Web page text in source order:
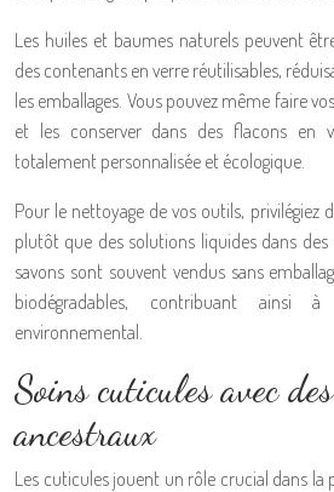
Les huiles et baumes naturels peuvent
des contenants en verre réutilisables,
les emballages. Vous pouvez même faire
et les conserver dans des flacons en
totalement personnalisée et écologique.
Pour le nettoyage de vos outils, privilégiez
plutôt que des solutions liquides dans des
savons sont souvent vendus sans
biodégradables, contribuant ainsi
environnemental.
Soins cuticules avec
ancestraux
Les cuticules jouent un rôle crucial dans